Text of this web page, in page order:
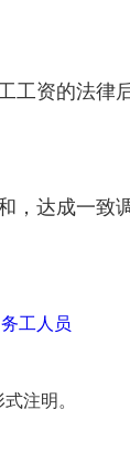
工资的法
，达成一
工人员
注明。